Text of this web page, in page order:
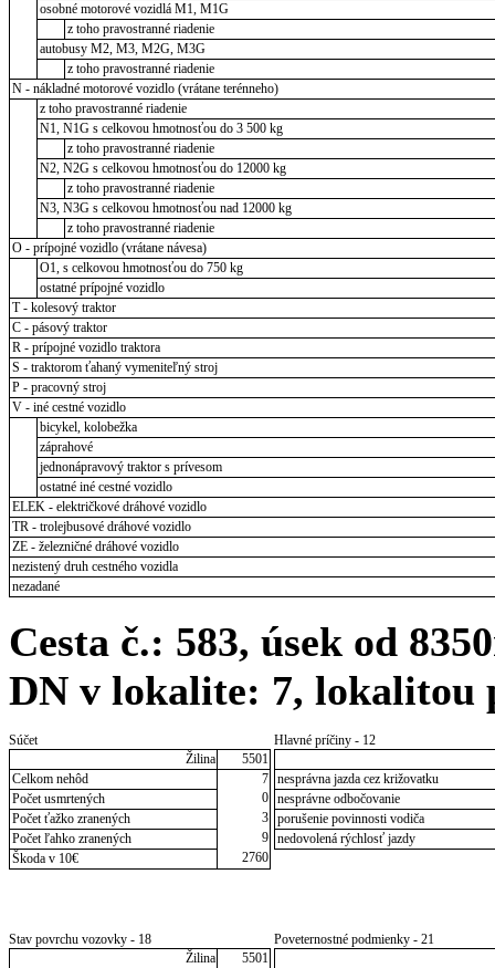
osobné motorové vozidlá M1, M1G
z toho pravostranné riadenie
autobusy M2, M3, M2G, M3G
z toho pravostranné riadenie
N - nákladné motorové vozidlo (vrátane terénneho)
z toho pravostranné riadenie
N1, N1G s celkovou hmotnosťou do 3 500 kg
z toho pravostranné riadenie
N2, N2G s celkovou hmotnosťou do 12000 kg
z toho pravostranné riadenie
N3, N3G s celkovou hmotnosťou nad 12000 kg
z toho pravostranné riadenie
O - prípojné vozidlo (vrátane návesa)
O1, s celkovou hmotnosťou do 750 kg
ostatné prípojné vozidlo
T - kolesový traktor
C - pásový traktor
R - prípojné vozidlo traktora
S - traktorom ťahaný vymeniteľný stroj
P - pracovný stroj
V - iné cestné vozidlo
bicykel, kolobežka
záprahové
jednonápravový traktor s prívesom
ostatné iné cestné vozidlo
ELEK - električkové dráhové vozidlo
TR - trolejbusové dráhové vozidlo
ZE - železničné dráhové vozidlo
nezistený druh cestného vozidla
nezadané
Cesta č.: 583, úsek od
DN v lokalite: 7, lokalitou
Súčet
Žilina
5501
Celkom nehôd
7
Počet usmrtených
0
Počet ťažko zranených
3
Počet ľahko zranených
9
Škoda v 10€
2760
Hlavné príčiny - 12
nesprávna jazda cez križovatku
nesprávne odbočovanie
porušenie povinnosti vodiča
nedovolená rýchlosť jazdy
Stav povrchu vozovky - 18
Žilina
5501
Poveternostné podmienky - 21